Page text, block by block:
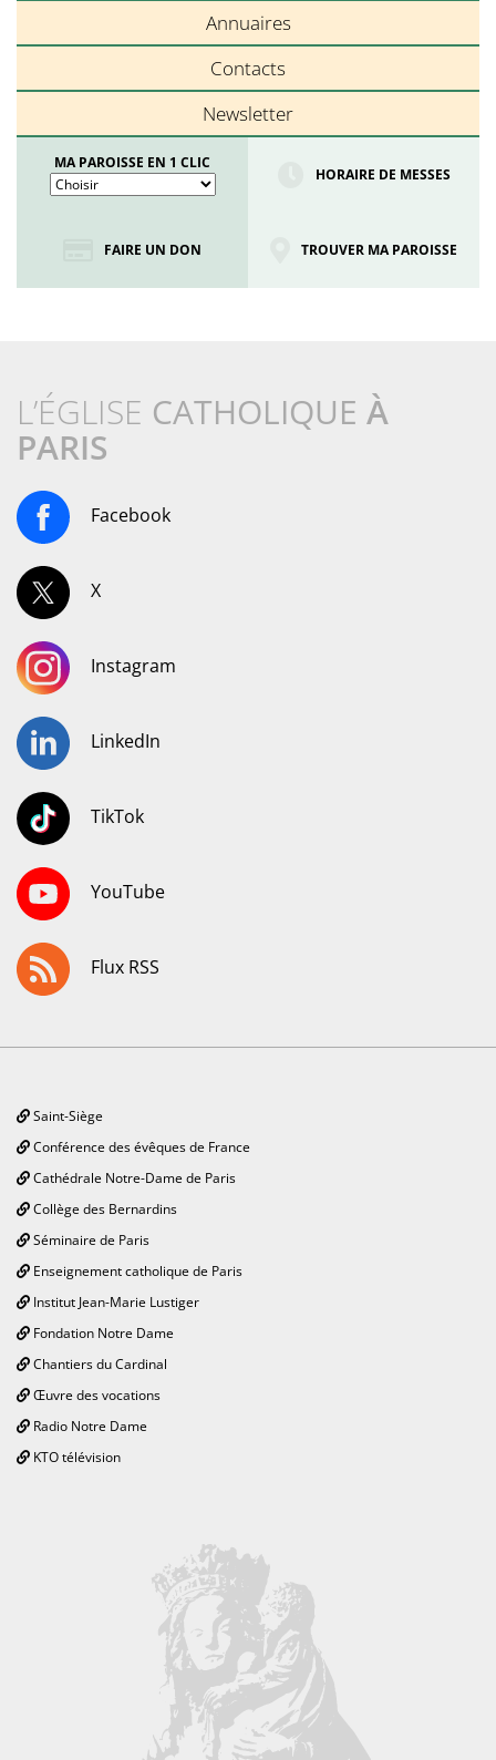
Annuaires
Contacts
Newsletter
MA PAROISSE EN 1 CLIC
HORAIRE DE MESSES
FAIRE UN DON TROUVER MA PAROISSE
L’ÉGLISE CATHOLIQUE À
PARIS
Facebook
X
Instagram
LinkedIn
TikTok
YouTube
Flux RSS
Saint-Siège
Conférence des évêques de France
Cathédrale Notre-Dame de Paris
Collège des Bernardins
Séminaire de Paris
Enseignement catholique de Paris
Institut Jean-Marie Lustiger
Fondation Notre Dame
Chantiers du Cardinal
Œuvre des vocations
Radio Notre Dame
KTO télévision